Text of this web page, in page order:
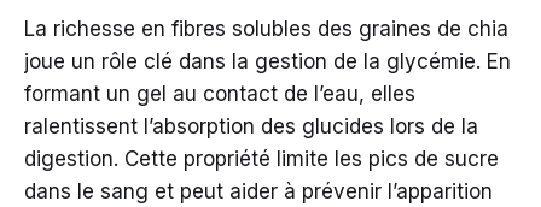
La richesse en fibres solubles des graines de chia
joue un rôle clé dans la gestion de la glycémie. En
formant un gel au contact de l’eau, elles
ralentissent l’absorption des glucides lors de la
digestion. Cette propriété limite les pics de sucre
dans le sang et peut aider à prévenir l’apparition